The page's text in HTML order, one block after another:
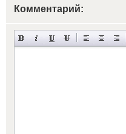
Комментарий: